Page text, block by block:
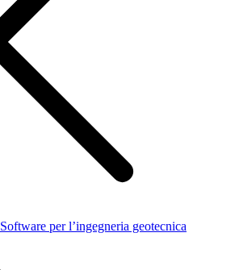
Software per l’ingegneria geotecnica